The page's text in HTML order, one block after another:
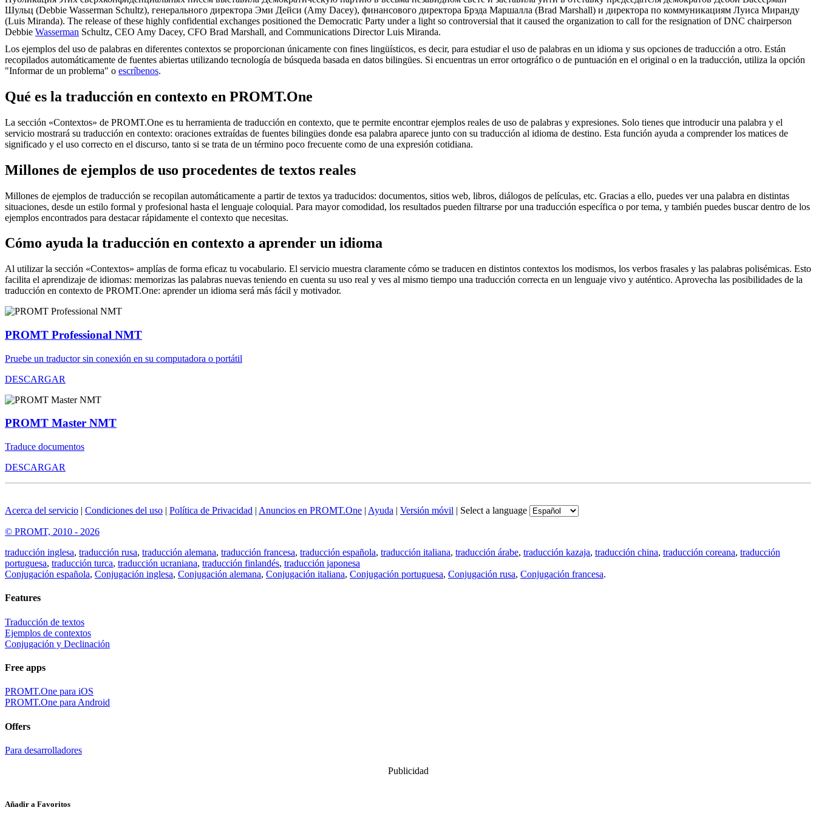
Шульц (Debbie Wasserman Schultz), генерального директора Эми Дейси (Amy Dacey), финансового директора Брэда Маршалла (Brad Marshall) и директора по коммуникациям Луиса Миранду
(Luis Miranda). The release of these highly confidential exchanges positioned the Democratic Party under a light so controversial that it caused the organization to call for the resignation of DNC chairperson
Debbie Wasserman Schultz, CEO Amy Dacey, CFO Brad Marshall, and Communications Director Luis Miranda.
Los ejemplos del uso de palabras en diferentes contextos se proporcionan únicamente con fines lingüísticos, es decir, para estudiar el uso de palabras en un idioma y sus opciones de traducción a otro. Están
recopilados automáticamente de fuentes abiertas utilizando tecnología de búsqueda basada en datos bilingües. Si encuentras un error ortográfico o de puntuación en el original o en la traducción, utiliza la opción
"Informar de un problema" o escríbenos.
Qué es la traducción en contexto en PROMT.One
La sección «Contextos» de PROMT.One es tu herramienta de traducción en contexto, que te permite encontrar ejemplos reales de uso de palabras y expresiones. Solo tienes que introducir una palabra y el
servicio mostrará su traducción en contexto: oraciones extraídas de fuentes bilingües donde esa palabra aparece junto con su traducción al idioma de destino. Esta función ayuda a comprender los matices de
significado y el uso correcto en el discurso, tanto si se trata de un término poco frecuente como de una expresión cotidiana.
Millones de ejemplos de uso procedentes de textos reales
Millones de ejemplos de traducción se recopilan automáticamente a partir de textos ya traducidos: documentos, sitios web, libros, diálogos de películas, etc. Gracias a ello, puedes ver una palabra en distintas
situaciones, desde un estilo formal y profesional hasta el lenguaje coloquial. Para mayor comodidad, los resultados pueden filtrarse por una traducción específica o por tema, y también puedes buscar dentro de los
ejemplos encontrados para destacar rápidamente el contexto que necesitas.
Cómo ayuda la traducción en contexto a aprender un idioma
Al utilizar la sección «Contextos» amplías de forma eficaz tu vocabulario. El servicio muestra claramente cómo se traducen en distintos contextos los modismos, los verbos frasales y las palabras polisémicas. Esto
facilita el aprendizaje de idiomas: memorizas las palabras nuevas teniendo en cuenta su uso real y ves al mismo tiempo una traducción correcta en un lenguaje vivo y auténtico. Aprovecha las posibilidades de la
traducción en contexto de PROMT.One: aprender un idioma será más fácil y motivador.
PROMT Professional NMT
Pruebe un traductor sin conexión en su computadora o portátil
DESCARGAR
PROMT Master NMT
Traduce documentos
DESCARGAR
Acerca del servicio | Condiciones del uso | Política de Privacidad | Anuncios en PROMT.One | Ayuda | Versión móvil | Select a language
© PROMT, 2010 - 2026
traducción inglesa, traducción rusa, traducción alemana, traducción francesa, traducción española, traducción italiana, traducción árabe, traducción kazaja, traducción china, traducción coreana, traducción
portuguesa, traducción turca, traducción ucraniana, traducción finlandés, traducción japonesa
Conjugación española, Conjugación inglesa, Conjugación alemana, Conjugación italiana, Conjugación portuguesa, Conjugación rusa, Conjugación francesa.
Features
Traducción de textos
Ejemplos de contextos
Conjugación y Declinación
Free apps
PROMT.One para iOS
PROMT.One para Android
Offers
Para desarrolladores
Publicidad
Añadir a Favoritos